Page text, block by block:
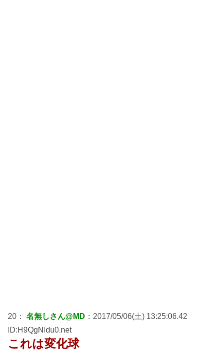
20： 名無しさん@MD ：2017/05/06(土) 13:25:06.42
ID:H9QgNIdu0.net
これは変化球